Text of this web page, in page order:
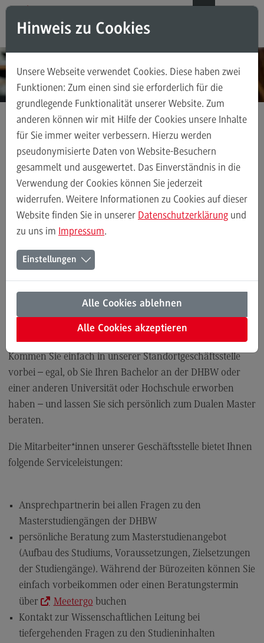
Direkt zum Inhalt
Direkt zum Hauptmenu
Direkt zum Footer
Modul-O-Mat
Masterstudiengänge
Accounting, Controlling, Taxation
Accounting, Controlling, Taxation
Modulangebot
Berufsperspektiven
Kontakt
Advanced Practice in Healthcare
Advanced Practice in Healthcare
Rahmenbedingungen
Modulangebot
Bauingenieurwesen
Bauingenieurwesen
Rahmenbedingungen
Modulangebot
Berufsperspektiven
Kontakt
Data Science and Artificial Intelligence
Data Science and Artificial Intelligence
Intelligence
(External link)
Rahmenbedingungen
Modulangebot
Berufsperspektiven
Kontakt
Digital Business Management
Digital Business Management
Kontakt Persönlich an neun DHBW Standorten DHBW Stuttgart
Persönlich an neun DHBW Standorten DHBW Heidenheim
Der Duale Master an der DHBW
Stuttgart
Bachelor - und dann? Informieren Sie sich an der DHBW
Stuttgart über die dualen Masterstudiengänge der DHBW!
Kommen Sie einfach in unserer Standortgeschäftsstelle
vorbei – egal, ob Sie Ihren Bachelor an der DHBW oder
einer anderen Universität oder Hochschule erworben
haben – und lassen Sie sich persönlich zum Dualen Master
beraten.
Die Mitarbeiter*innen unserer Geschäftsstelle bietet Ihnen
folgende Serviceleistungen:
Ansprechpartnerin bei allen Fragen zu den
Masterstudiengängen der DHBW
persönliche Beratung zum Masterstudienangebot
(Aufbau des Studiums, Voraussetzungen, Zielsetzungen
der Studiengänge). Während der Bürozeiten können Sie
einfach vorbeikommen oder einen Beratungstermin
über
Meetergo buchen
Kontakt zur Wissenschaftlichen Leitung bei
tiefergehenden Fragen zu den Studieninhalten
Hinweis zu Cookies
Unsere Webseite verwendet Cookies. Diese haben zwei
Funktionen: Zum einen sind sie erforderlich für die
grundlegende Funktionalität unserer Website. Zum
anderen können wir mit Hilfe der Cookies unsere Inhalte
für Sie immer weiter verbessern. Hierzu werden
pseudonymisierte Daten von Website-Besuchern
gesammelt und ausgewertet. Das Einverständnis in die
Verwendung der Cookies können Sie jederzeit
widerrufen. Weitere Informationen zu Cookies auf dieser
Website finden Sie in unserer Datenschutzerklärung und
zu uns im Impressum.
Einstellungen
Alle Cookies ablehnen
Alle Cookies akzeptieren